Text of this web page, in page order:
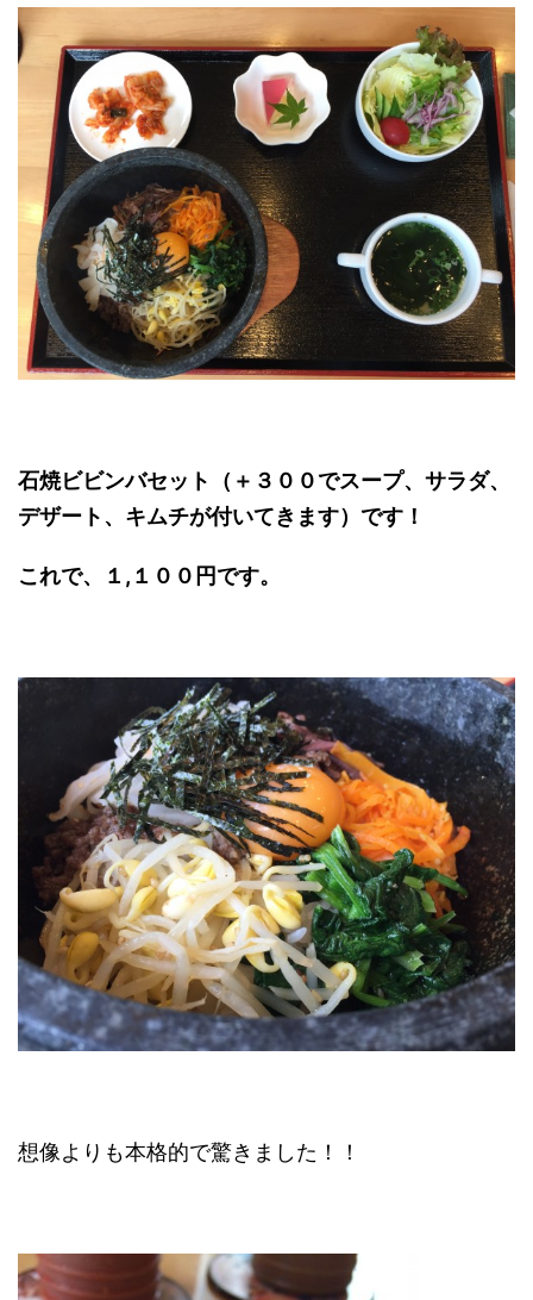
石焼ビビンバセット（＋３００でスープ、サラダ、
デザート、キムチが付いてきます）です！
これで、１,１００円です。
想像よりも本格的で驚きました！！